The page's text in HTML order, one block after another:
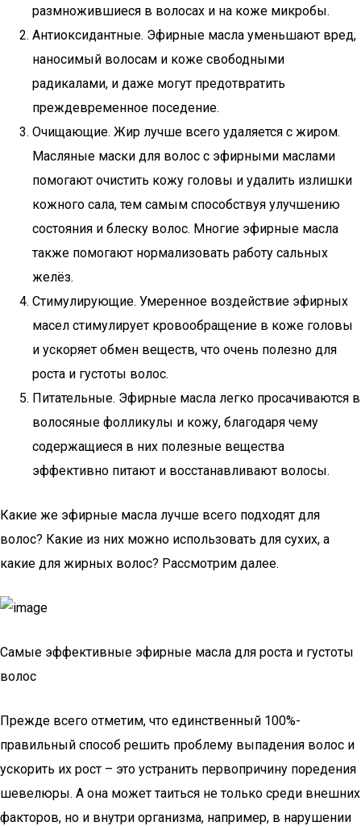
размножившиеся в волосах и на коже микробы.
Антиоксидантные. Эфирные масла уменьшают вред,
наносимый волосам и коже свободными
радикалами, и даже могут предотвратить
преждевременное поседение.
Очищающие. Жир лучше всего удаляется с жиром.
Масляные маски для волос с эфирными маслами
помогают очистить кожу головы и удалить излишки
кожного сала, тем самым способствуя улучшению
состояния и блеску волос. Многие эфирные масла
также помогают нормализовать работу сальных
желёз.
Стимулирующие. Умеренное воздействие эфирных
масел стимулирует кровообращение в коже головы
и ускоряет обмен веществ, что очень полезно для
роста и густоты волос.
Питательные. Эфирные масла легко просачиваются в
волосяные фолликулы и кожу, благодаря чему
содержащиеся в них полезные вещества
эффективно питают и восстанавливают волосы.
Какие же эфирные масла лучше всего подходят для
волос? Какие из них можно использовать для сухих, а
какие для жирных волос? Рассмотрим далее.
Самые эффективные эфирные масла для роста и густоты
волос
Прежде всего отметим, что единственный 100%-
правильный способ решить проблему выпадения волос и
ускорить их рост – это устранить первопричину поредения
шевелюры. А она может таиться не только среди внешних
факторов, но и внутри организма, например, в нарушении